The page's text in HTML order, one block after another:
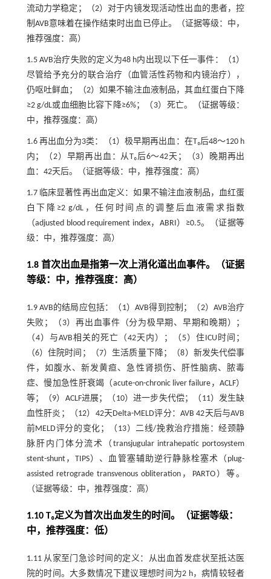
流动力学稳定；（2）对于内镜发现活动性出血的患者，控
制AVB意味着在操作结束时出血已停止。（证据等级：中，
推荐强度：高）
1.5 AVB治疗失败的定义为48 h内出现以下任一事件：（1）
尽管给予充分的联合治疗（血管活性药物和内镜治疗），
仍呕吐鲜血；（2）如果不输注血液制品，其血红蛋白下降
≥2 g/dL或血细胞比容下降≥6%；（3）死亡。（证据等级：
中，推荐强度：高）
1.6 再出血分为3类：（1）极早期再出血：在T₀后48～120 h
内；（2）早期再出血：从T₀后6～42天；（3）晚期再出
血：42天后。（证据等级：中，推荐强度：高）
1.7 临床显著性再出血定义：如果不输注血液制品，血红蛋
白下降≥2 g/dL，任何时间点的调整后血液需求指数
（adjusted blood requirement index，ABRI）≥0.5。（证据等
级：中，推荐强度：高）
1.8 首次出血是指第一次上消化道出血事件。（证据
等级：中，推荐强度：高）
1.9 AVB的结局应包括：（1）AVB得到控制；（2）AVB治疗
失败；（3）再出血事件（分为极早期、早期和晚期）；
（4）与AVB相关的死亡（42天内）；（5）住ICU时间；
（6）住院时间；（7）生活质量下降；（8）新发失代偿事
件，如腹水、新发黄疸、急性肾损伤、肝性脑病、脓毒
症、慢加急性肝衰竭（acute-on-chronic liver failure，ACLF）
等；（9）ACLF进展；（10）进一步失代偿；（11）发生缺
血性肝炎；（12）42天Delta-MELD评分：AVB 42天后与AVB
前MELD评分的变化；（13）二线/挽救治疗措施：经颈静
脉肝内门体分流术（transjugular intrahepatic portosystem
stent-shunt，TIPS）、血管塞辅助逆行静脉栓塞术（plug-
assisted retrograde transvenous obliteration，PARTO）等。
（证据等级：中，推荐强度：高）
1.10 T₀定义为首次出血发生的时间。（证据等级：
中，推荐强度：低）
1.11 从家至门急诊时间的定义：从出血首发症状至抵达医
院的时间。大多数情况下建议理想时间为2 h，病情较轻者